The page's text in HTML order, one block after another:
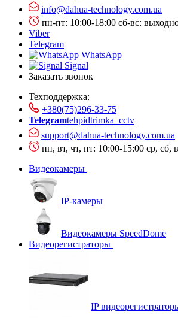
info@dahua-technology.com.ua
пн-пт: 10:00-18:00 сб-вс:
Viber
Telegram
WhatsApp
Signal
Заказать звонок
Техподдержка:
+380(75)296-33-75
Telegramtehpidtrimka_cctv
support@dahua-technology.com.ua
пн, вт, чт, пт: 10:00-15:00 ср, сб,
Видеокамеры
IP-камеры
Видеокамеры SpeedDome
Видеорегистраторы
IP